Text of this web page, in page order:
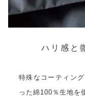
ハリ感と
特殊なコーティン
った綿100％生地を